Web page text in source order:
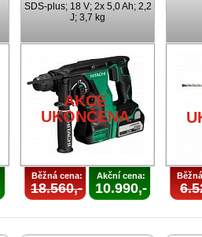
SDS-plus; 18 V; 2x 5,0 Ah; 2,2
J; 3,7 kg
AKCE
UKONČENA
Běžná cena:
18.560,-
Akční cena:
10.990,-